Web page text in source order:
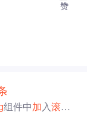
赞
组件中加 入滚动